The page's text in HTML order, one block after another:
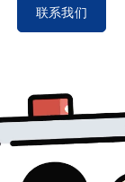
联系我们